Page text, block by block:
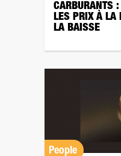
CARBURANTS
LES PRIX À LA
LA BAISSE
People